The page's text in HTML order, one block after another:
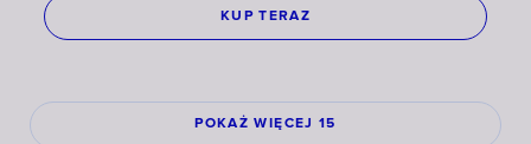
KUP TERAZ
POKAŻ WIĘCEJ 15